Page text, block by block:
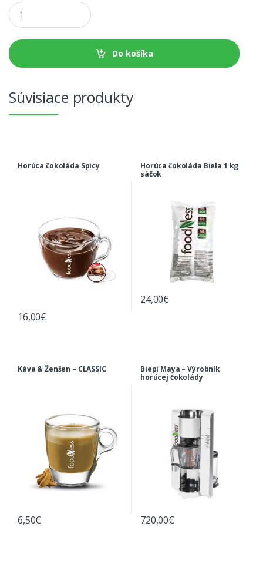
M
n
o
s
t
Do košíka
Súvisiace produkty
Horúca čokoláda Spicy
16,00€
Horúca čokoláda Biela 1 kg
sáčok
24,00€
Káva & Ženšen – CLASSIC
6,50€
Biepi Maya – Výrobník
horúcej čokolády
720,00€